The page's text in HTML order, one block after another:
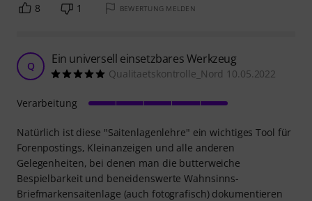
8 1 BEWERTUNG MELDEN
Q Ein universell einsetzbares Werkzeug
Qualitaetskontrolle_Nord 10.05.2022
Natürlich ist diese "Saitenlagenlehre" ein wichtiges Tool für
Forenpostings, Kleinanzeigen und alle anderen
Gelegenheiten, bei denen man die butterweiche
Bespielbarkeit und beneidenswerte Wahnsinns-
Briefmarkensaitenlage (auch fotografisch) dokumentieren
Verarbeitung